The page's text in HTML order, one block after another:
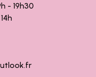
- 19h30